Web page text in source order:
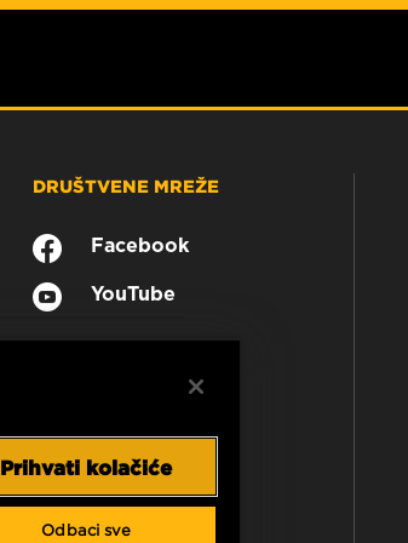
DRUŠTVENE MREŽE
Facebook
YouTube
Prihvati kolačiće
Odbaci sve